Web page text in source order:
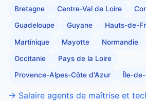
Bretagne Centre-Val de Loire
Guadeloupe Guyane Hauts-de-
Martinique Mayotte Normandie
Occitanie Pays de la Loire
Provence-Alpes-Côte d'Azur Île-
→ Salaire agents de maîtrise et